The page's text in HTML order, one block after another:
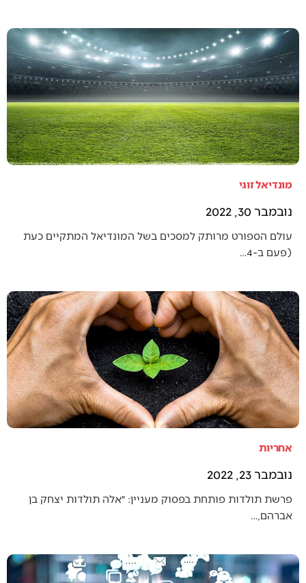
מונדיאל זוגי
נובמבר 30, 2022
עולם הספורט מרותק למסכים בשל המונדיאל המתקיים כעת
(פעם ב-4…
אחריות
נובמבר 23, 2022
פרשת תולדות פותחת בפסוק מעניין: ״אלה תולדות יצחק בן
אברהם,…